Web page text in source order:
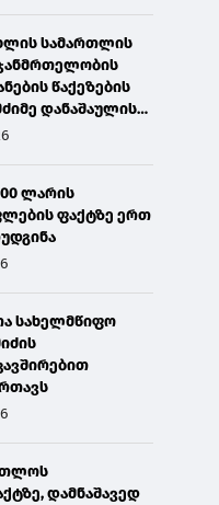
სამართლის
წაქეზების
დანაშაულის
ორ პირს
ლარის
ფაქტზე ერთ
სახელმწიფო
დამნაშავედ